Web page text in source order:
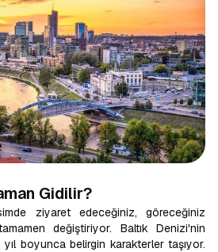
Gidilir?
ziyaret edeceğiniz, göreceğiniz
değiştiriyor. Baltık Denizi'nin
boyunca belirgin karakterler taşıyor.